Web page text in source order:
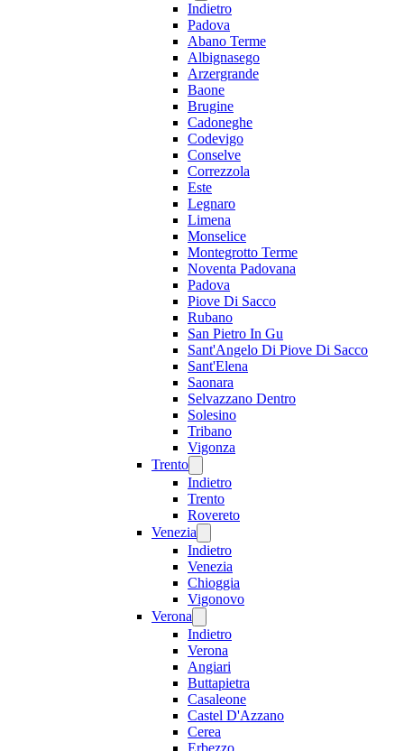
Indietro
Padova
Abano Terme
Albignasego
Arzergrande
Baone
Brugine
Cadoneghe
Codevigo
Conselve
Correzzola
Este
Legnaro
Limena
Monselice
Montegrotto Terme
Noventa Padovana
Padova
Piove Di Sacco
Rubano
San Pietro In Gu
Sant'Angelo Di Piove Di Sacco
Sant'Elena
Saonara
Selvazzano Dentro
Solesino
Tribano
Vigonza
Trento
Indietro
Trento
Rovereto
Venezia
Indietro
Venezia
Chioggia
Vigonovo
Verona
Indietro
Verona
Angiari
Buttapietra
Casaleone
Castel D'Azzano
Cerea
Erbezzo